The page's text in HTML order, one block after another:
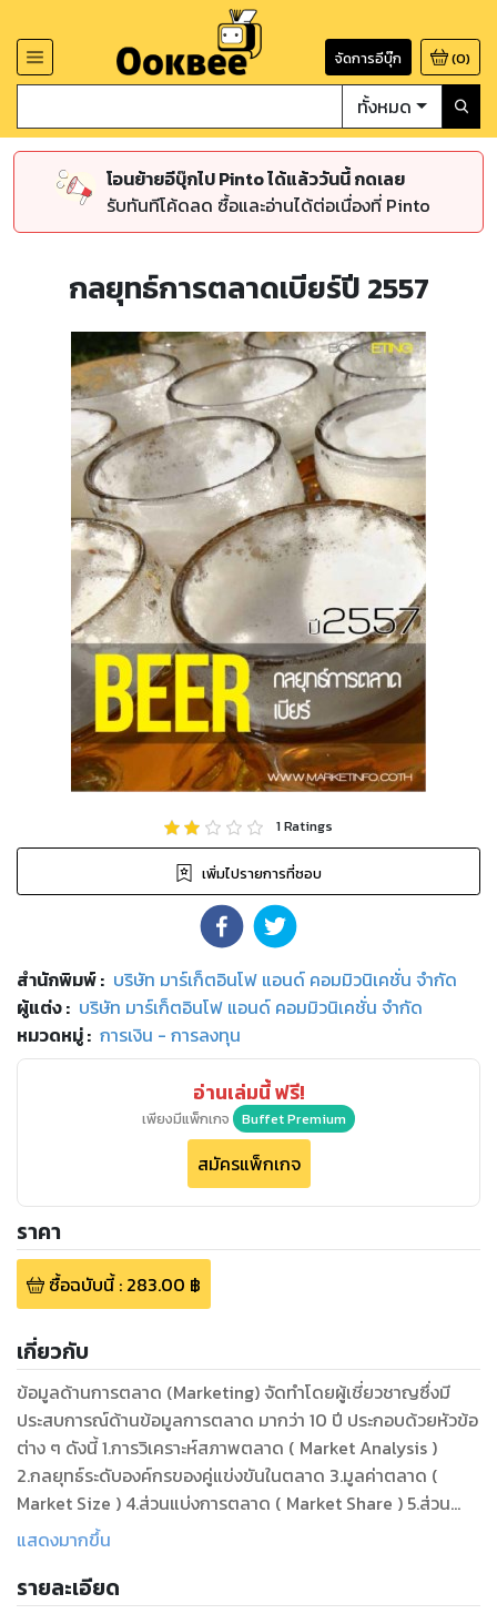
จัดการอีบุ๊ก (0)
ทั้งหมด
โอนย้ายอีบุ๊กไป Pinto ได้แล้ววันนี้ กดเลย
รับทันทีโค้ดลด ซื้อและอ่านได้ต่อเนื่องที่ Pinto
กลยุทธ์การตลาดเบียร์ปี 2557
1Ratings
เพิ่มไปรายการที่ชอบ
สำนักพิมพ์: บริษัท มาร์เก็ตอินโฟ แอนด์ คอมมิวนิเคชั่น จำกัด
ผู้แต่ง : บริษัท มาร์เก็ตอินโฟ แอนด์ คอมมิวนิเคชั่น จำกัด
หมวดหมู่: การเงิน - การลงทุน
อ่านเล่มนี้ ฟรี!
เพียงมีแพ็กเกจ Buffet Premium
สมัครแพ็กเกจ
ราคา
ซื้อฉบับนี้: 283.00 ฿
เกี่ยวกับ
ข้อมูลด้านการตลาด (Marketing) จัดทำโดยผู้เชี่ยวชาญซึ่งมี
ประสบการณ์ด้านข้อมูลการตลาด มากว่า 10 ปี ประกอบด้วยหัวข้อ
ต่าง ๆ ดังนี้ 1.การวิเคราะห์สภาพตลาด ( Market Analysis )
2.กลยุทธ์ระดับองค์กรของคู่แข่งขันในตลาด 3.มูลค่าตลาด (
Market Size ) 4.ส่วนแบ่งการตลาด ( Market Share ) 5.ส่วน
ประสมทางการตลาด / กลยุทธ์ทางการตลาด ( Market Mixed /
แสดงมากขึ้น
รายละเอียด